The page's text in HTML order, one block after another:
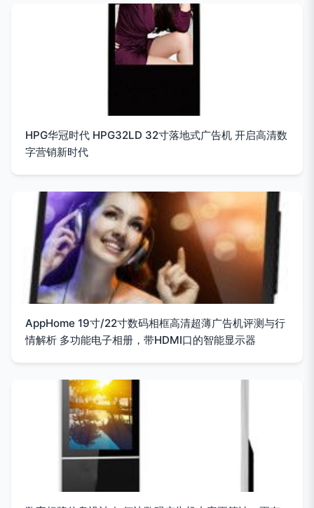
HPG华冠时代 HPG32LD 32寸落地式广告机 开启高清数
字营销新时代
AppHome 19寸/22寸数码相框高清超薄广告机评测与行
情解析 多功能电子相册，带HDMI口的智能显示器